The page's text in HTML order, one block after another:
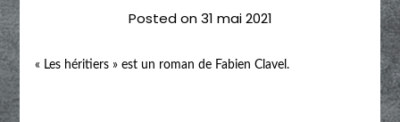
Posted on31 mai 2021
« Les héritiers » est un roman de Fabien Clavel.